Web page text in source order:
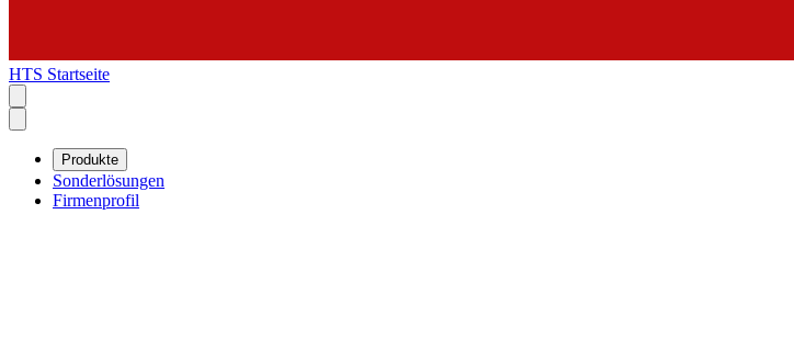
HTS Startseite
Produkte
Sonderlösungen
Firmenprofil